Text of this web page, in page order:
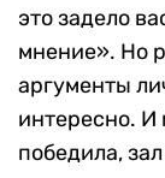
это задело
мнение». Но
аргументы
интересно. И
победила,